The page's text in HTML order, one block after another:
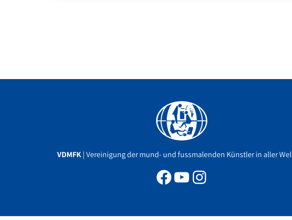
VDMFK| Vereinigung der mund- und fussmalenden Künstler in aller
Facebook
YouTube
Instagram